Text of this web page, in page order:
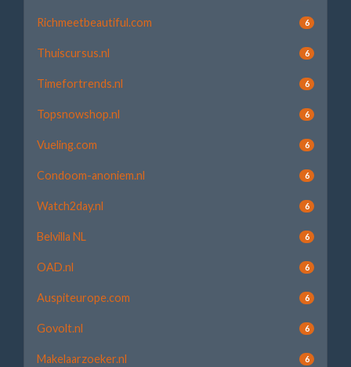
Richmeetbeautiful.com 6
Thuiscursus.nl 6
Timefortrends.nl 6
Topsnowshop.nl 6
Vueling.com 6
Condoom-anoniem.nl 6
Watch2day.nl 6
Belvilla NL 6
OAD.nl 6
Auspiteurope.com 6
Govolt.nl 6
Makelaarzoeker.nl 6